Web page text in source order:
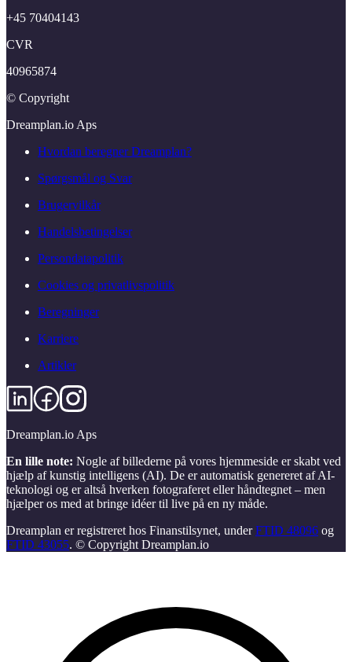
+45 70404143
CVR
40965874
© Copyright
Dreamplan.​io Aps
Hvordan beregner Dreamplan?
Spørgsmål og Svar
Brugervilkår
Handelsbetingelser
Persondatapolitik
Cookies og privatlivspolitik
Beregninger
Karriere
Artikler
Dreamplan.io Aps
En lille note: Nogle af billederne på vores hjemmeside er skabt ved
hjælp af kunstig intelligens (AI). De er automatisk genereret af AI-
teknologi og er altså hverken fotograferet eller håndtegnet – men
hjælper os med at bringe idéer til live på en ny måde.
Dreamplan er registreret hos Finanstilsynet, underFTID 48096 og
FTID 43055. © Copyright Dreamplan.io